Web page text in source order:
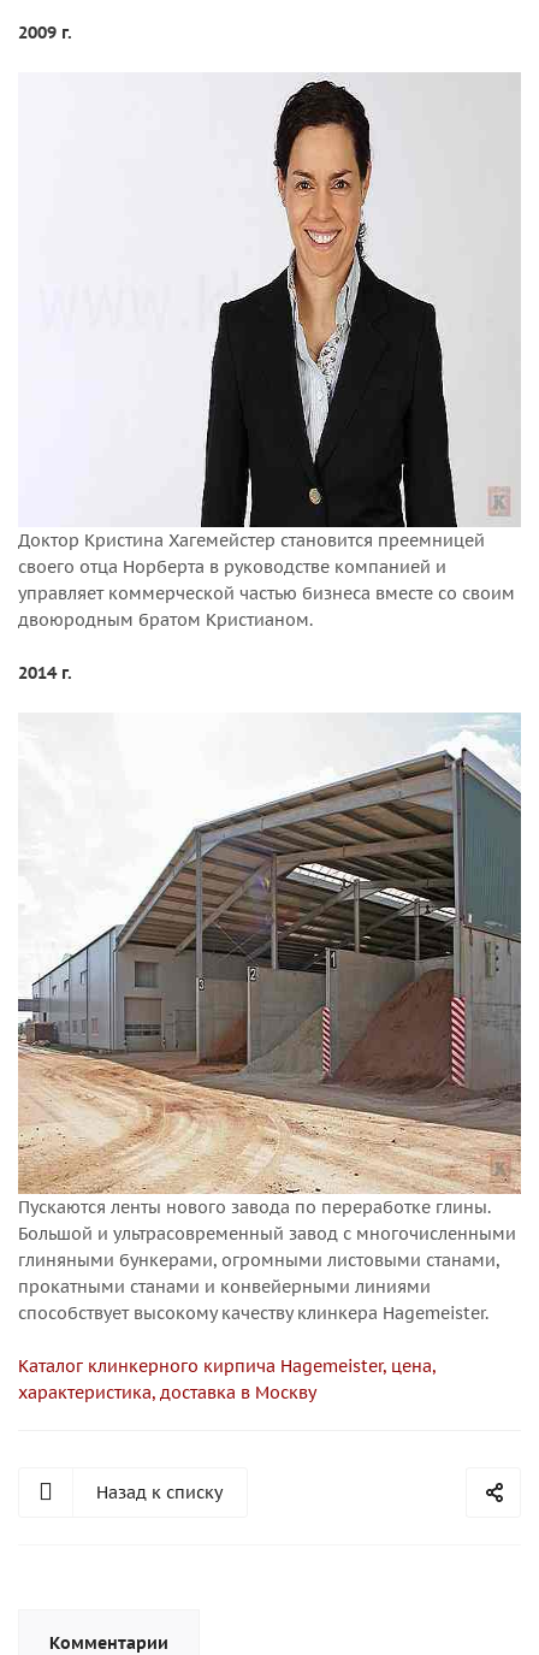
2009 г.
Доктор Кристина Хагемейстер становится преемницей
своего отца Норберта в руководстве компанией и
управляет коммерческой частью бизнеса вместе со своим
двоюродным братом Кристианом.
2014 г.
Пускаются ленты нового завода по переработке глины.
Большой и ультрасовременный завод с многочисленными
глиняными бункерами, огромными листовыми станами,
прокатными станами и конвейерными линиями
способствует высокому качеству клинкера Hagemeister.
Каталог клинкерного кирпича Hagemeister, цена,
характеристика, доставка в Москву
Назад к списку
Комментарии